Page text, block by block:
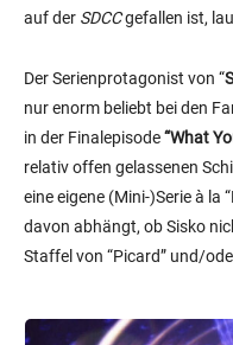
auf der SDCCgefallen ist,
Der Serienprotagonist von “
nur enorm beliebt bei den
in der Finalepisode“What
relativ offen gelassenen
eine eigene (Mini-)Serie à la
davon abhängt, ob Sisko
Staffel von “Picard” und/